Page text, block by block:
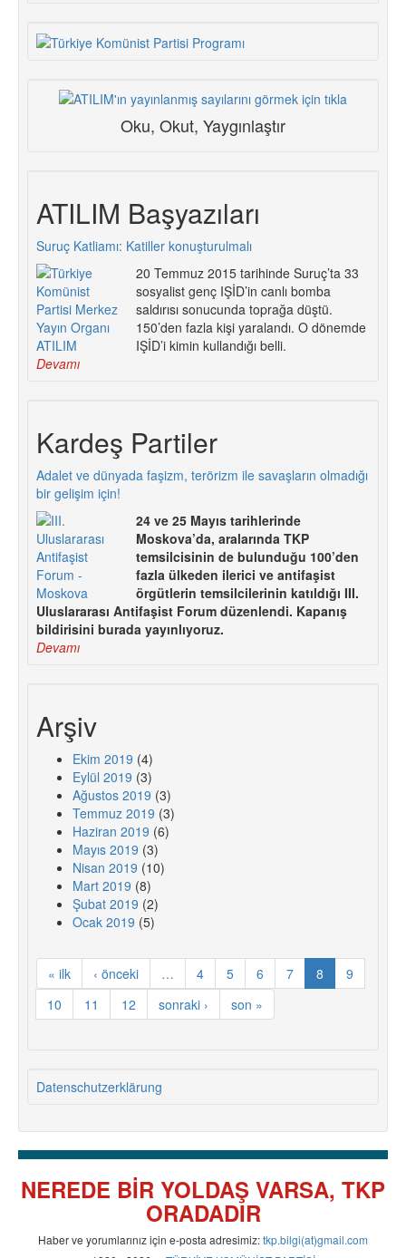
Oku, Okut, Yaygınlaştır
ATILIM Başyazıları
Suruç Katliamı: Katiller konuşturulmalı
20 Temmuz 2015 tarihinde Suruç’ta 33
sosyalist genç IŞİD’in canlı bomba
saldırısı sonucunda toprağa düştü.
150’den fazla kişi yaralandı. O dönemde
IŞİD’i kimin kullandığı belli.
Devamı
Kardeş Partiler
Adalet ve dünyada faşizm, terörizm ile savaşların olmadığı
bir gelişim için!
24 ve 25 Mayıs tarihlerinde
Moskova’da, aralarında TKP
temsilcisinin de bulunduğu 100’den
fazla ülkeden ilerici ve antifaşist
örgütlerin temsilcilerinin katıldığı III.
Uluslararası Antifaşist Forum düzenlendi. Kapanış
bildirisini burada yayınlıyoruz.
Devamı
Arşiv
Ekim 2019 (4)
Eylül 2019 (3)
Ağustos 2019 (3)
Temmuz 2019 (3)
Haziran 2019 (6)
Mayıs 2019 (3)
Nisan 2019 (10)
Mart 2019 (8)
Şubat 2019 (2)
Ocak 2019 (5)
« ilk ‹ önceki … 4 5 6 7 8
9
10
11 12 sonraki › son »
Datenschutzerklärung
NEREDE BİR YOLDAŞ VARSA, TKP
ORADADIR
Haber ve yorumlarınız için e-posta adresimiz:tkp.bilgi(at)gmail.com